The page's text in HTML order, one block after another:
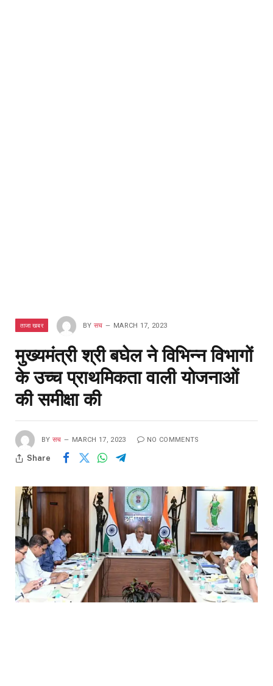
ताजा खबर BY सच MARCH 17, 2023
मुख्यमंत्री श्री बघेल ने विभिन्न विभागों
के उच्च प्राथमिकता वाली योजनाओं
की समीक्षा की
BY सच MARCH 17, 2023 NO COMMENTS
Share